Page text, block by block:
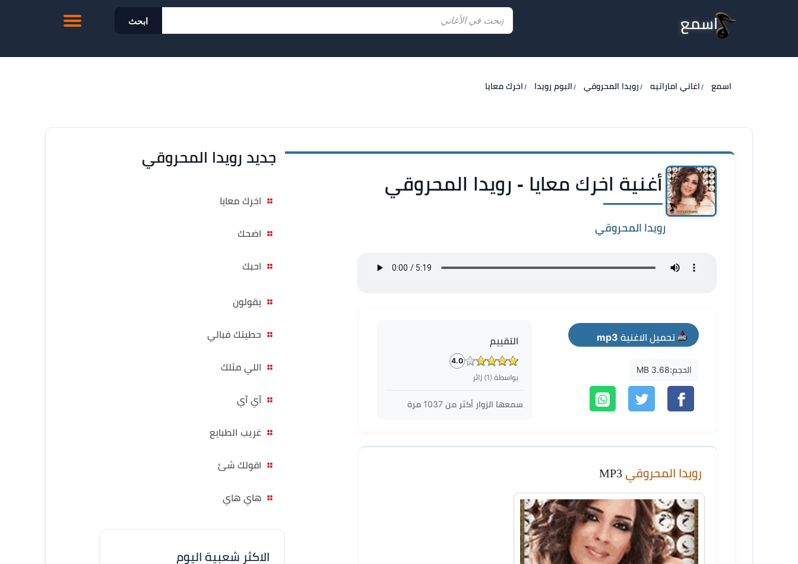
اسمع ابحث
اسمع اغاني اماراتيه رويدا المحروقي البوم رويدا اخرك معايا
أغنية اخرك معايا - رويدا المحروقي
رويدا المحروقي
تحميل الاغنية mp3
الحجم:3.68 MB
التقييم
4.0
بواسطة ( 1) زائر
سمعها الزوار أكثر من1037 مرة
رويدا المحروقي
جديد رويدا المحروقي
اخرك معايا
اضحك
احبك
يقولون
حطيتك فبالي
اللي مثلك
آي آي
غريب الطبايع
اقولك شئ
هاي هاي
الاكثر شعبية اليوم